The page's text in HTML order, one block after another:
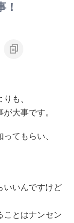
も、
大事です。
てもらい、
いいんですけど
ことはナンセン